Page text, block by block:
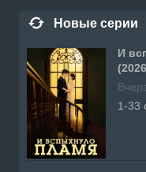
Новые серии
И
1-33